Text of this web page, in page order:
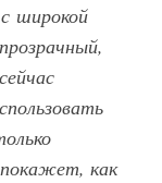
широкой
как